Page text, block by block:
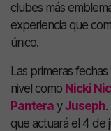
clubes más
experiencia que
único.
Las primeras
nivel como Nicki
Pantera yJuseph
que actuará el 4 de